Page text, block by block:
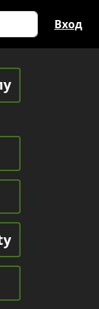
Вход